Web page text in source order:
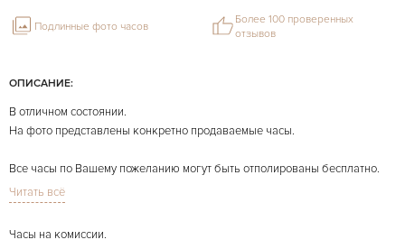
ОПИСАНИЕ:
В отличном состоянии.
На фото представлены конкретно продаваемые часы.
Все часы по Вашему пожеланию могут быть отполированы бесплатно.
Читать всё
Часы на комиссии.
Подлинные фото часов
Более 100 проверенных
отзывов